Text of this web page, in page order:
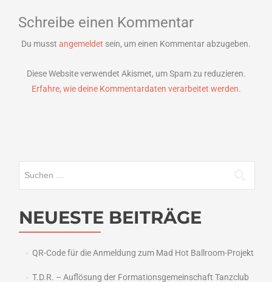
Schreibe einen Kommentar
Du musst angemeldet sein, um einen Kommentar abzugeben.
Diese Website verwendet Akismet, um Spam zu reduzieren.
Erfahre, wie deine Kommentardaten verarbeitet werden.
NEUESTE BEITRÄGE
QR-Code für die Anmeldung zum Mad Hot Ballroom-Projekt
T.D.R. – Auflösung der Formationsgemeinschaft Tanzclub